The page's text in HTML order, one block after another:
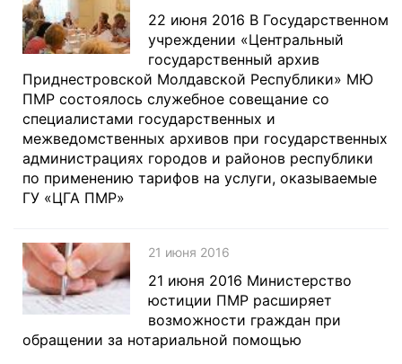
22 июня 2016 В Государственном
учреждении «Центральный
государственный архив
Приднестровской Молдавской Республики» МЮ
ПМР состоялось служебное совещание со
специалистами государственных и
межведомственных архивов при государственных
администрациях городов и районов республики
по применению тарифов на услуги, оказываемые
ГУ «ЦГА ПМР»
21 июня 2016
21 июня 2016 Министерство
юстиции ПМР расширяет
возможности граждан при
обращении за нотариальной помощью